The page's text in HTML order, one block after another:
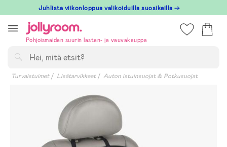
till
innehållet
Juhlista viikonloppua valikoiduilla suosikeilla →
Pohjoismaiden suurin lasten- ja vauvakauppa
Turvaistuimet Lisätarvikkeet Auton istuinsuojat & Potkusuojat